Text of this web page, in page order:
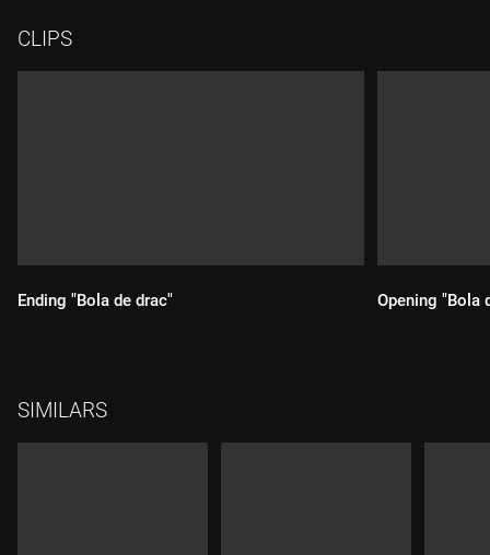
CLIPS
Ending "Bola de drac" Opening "Bola
SIMILARS